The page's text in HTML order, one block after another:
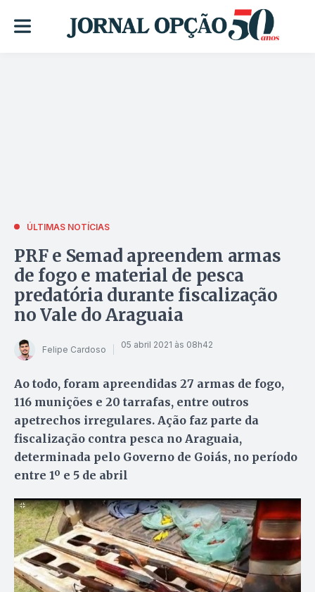
ÚLTIMAS NOTÍCIAS
PRF e Semad apreendem armas
de fogo e material de pesca
predatória durante fiscalização
no Vale do Araguaia
Felipe Cardoso 05 abril 2021 às 08h42
Ao todo, foram apreendidas 27 armas de fogo,
116 munições e 20 tarrafas, entre outros
apetrechos irregulares. Ação faz parte da
fiscalização contra pesca no Araguaia,
determinada pelo Governo de Goiás, no período
entre 1º e 5 de abril